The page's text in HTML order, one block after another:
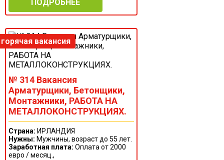
ПОДРОБНЕЕ
№ 314 Вакансия
Арматурщики, Бетонщики,
Монтажники, РАБОТА НА
МЕТАЛЛОКОНСТРУКЦИЯХ.
Страна: ИРЛАНДИЯ
Нужны: Мужчины, возраст до 55 лет.
Заработная плата: Оплата от 2000
евро / месяц.,